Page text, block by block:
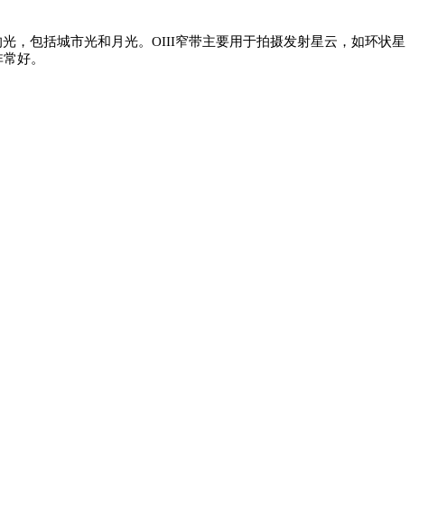
，包括城市光和月光。OIII窄带主要用于拍摄发射星云，如环状星
好。